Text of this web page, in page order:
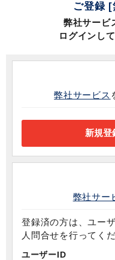
ご登録
弊社サービ
ログインし
弊社サービス
弊社サー
登録済の方は、ユー
人問合せを行ってくだ
ユーザーID